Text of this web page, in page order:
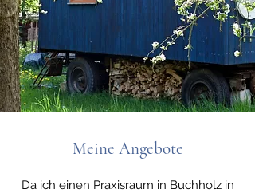
Meine Angebote
Da ich einen Praxisraum in Buchholz in